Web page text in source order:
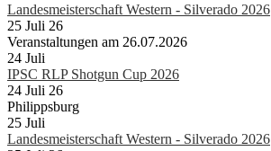
Landesmeisterschaft Western - Silverado 2026
25 Juli 26
Veranstaltungen am 26.07.2026
24 Juli
IPSC RLP Shotgun Cup 2026
24 Juli 26
Philippsburg
25 Juli
Landesmeisterschaft Western - Silverado 2026